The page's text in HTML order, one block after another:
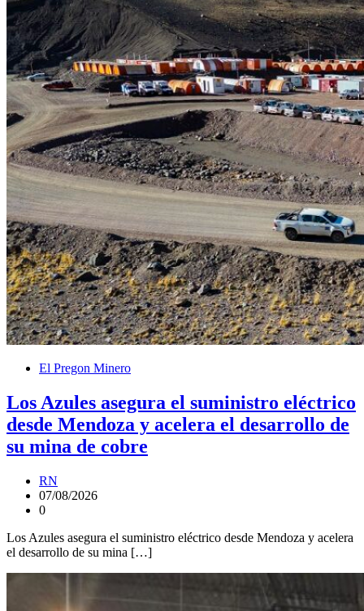
El Pregon Minero
Los Azules asegura el suministro eléctrico
desde Mendoza y acelera el desarrollo de
su mina de cobre
RN
07/08/2026
0
Los Azules asegura el suministro eléctrico desde Mendoza y acelera
el desarrollo de su mina […]